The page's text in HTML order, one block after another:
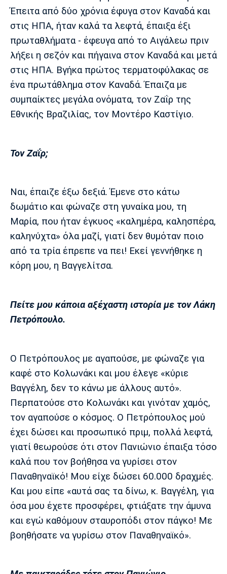
Έπειτα από δύο χρόνια έφυγα στον Καναδά και
στις ΗΠΑ, ήταν καλά τα λεφτά, έπαιξα έξι
πρωταθλήματα - έφευγα από το Αιγάλεω πριν
λήξει η σεζόν και πήγαινα στον Καναδά και μετά
στις ΗΠΑ. Βγήκα πρώτος τερματοφύλακας σε
ένα πρωτάθλημα στον Καναδά. Έπαιζα με
συμπαίκτες μεγάλα ονόματα, τον Ζαΐρ της
Εθνικής Βραζιλίας, τον Μοντέρο Καστίγιο.
Τον Ζαΐρ;
Ναι, έπαιζε έξω δεξιά. Έμενε στο κάτω
δωμάτιο και φώναζε στη γυναίκα μου, τη
Μαρία, που ήταν έγκυος «καλημέρα, καλησπέρα,
καληνύχτα» όλα μαζί, γιατί δεν θυμόταν ποιο
από τα τρία έπρεπε να πει! Εκεί γεννήθηκε η
κόρη μου, η Βαγγελίτσα.
Πείτε μου κάποια αξέχαστη ιστορία με τον Λάκη
Πετρόπουλο.
Ο Πετρόπουλος με αγαπούσε, με φώναζε για
καφέ στο Κολωνάκι και μου έλεγε «κύριε
Βαγγέλη, δεν το κάνω με άλλους αυτό».
Περπατούσε στο Κολωνάκι και γινόταν χαμός,
τον αγαπούσε ο κόσμος. Ο Πετρόπουλος μού
έχει δώσει και προσωπικό πριμ, πολλά λεφτά,
γιατί θεωρούσε ότι στον Πανιώνιο έπαιξα τόσο
καλά που τον βοήθησα να γυρίσει στον
Παναθηναϊκό! Μου είχε δώσει 60.000 δραχμές.
Και μου είπε «αυτά σας τα δίνω, κ. Βαγγέλη, για
όσα μου έχετε προσφέρει, φτιάξατε την άμυνα
και εγώ καθόμουν σταυροπόδι στον πάγκο! Με
βοηθήσατε να γυρίσω στον Παναθηναϊκό».